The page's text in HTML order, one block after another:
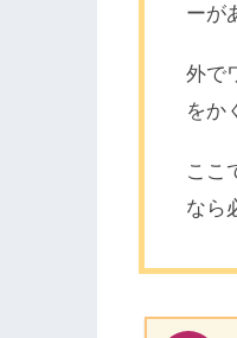
ーが
外で
をか
ここ
なら